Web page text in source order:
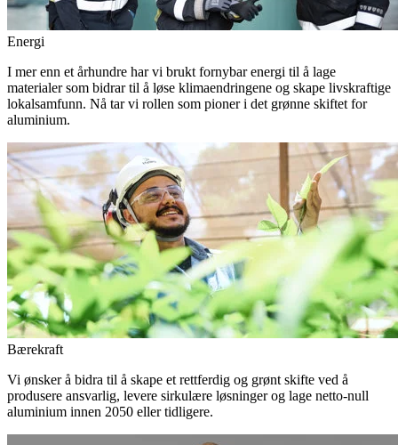
Energi
I mer enn et århundre har vi brukt fornybar energi til å lage
materialer som bidrar til å løse klimaendringene og skape livskraftige
lokalsamfunn. Nå tar vi rollen som pioner i det grønne skiftet for
aluminium.
Bærekraft
Vi ønsker å bidra til å skape et rettferdig og grønt skifte ved å
produsere ansvarlig, levere sirkulære løsninger og lage netto-null
aluminium innen 2050 eller tidligere.